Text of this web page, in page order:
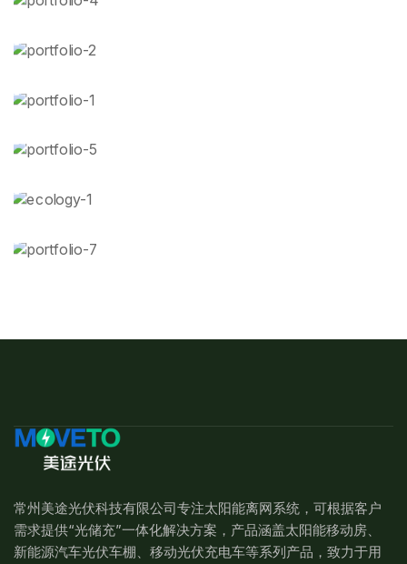
常州美途光伏科技有限公司专注太阳能离网系统，可根据客户
需求提供“光储充”一体化解决方案，产品涵盖太阳能移动房、
新能源汽车光伏车棚、移动光伏充电车等系列产品，致力于用